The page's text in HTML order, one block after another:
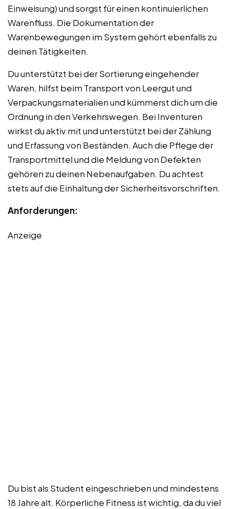
Einweisung) und sorgst für einen kontinuierlichen
Warenfluss. Die Dokumentation der
Warenbewegungen im System gehört ebenfalls zu
deinen Tätigkeiten.
Du unterstützt bei der Sortierung eingehender
Waren, hilfst beim Transport von Leergut und
Verpackungsmaterialien und kümmerst dich um die
Ordnung in den Verkehrswegen. Bei Inventuren
wirkst du aktiv mit und unterstützt bei der Zählung
und Erfassung von Beständen. Auch die Pflege der
Transportmittel und die Meldung von Defekten
gehören zu deinen Nebenaufgaben. Du achtest
stets auf die Einhaltung der Sicherheitsvorschriften.
Anforderungen:
Anzeige
Du bist als Student eingeschrieben und mindestens
18 Jahre alt. Körperliche Fitness ist wichtig, da du viel